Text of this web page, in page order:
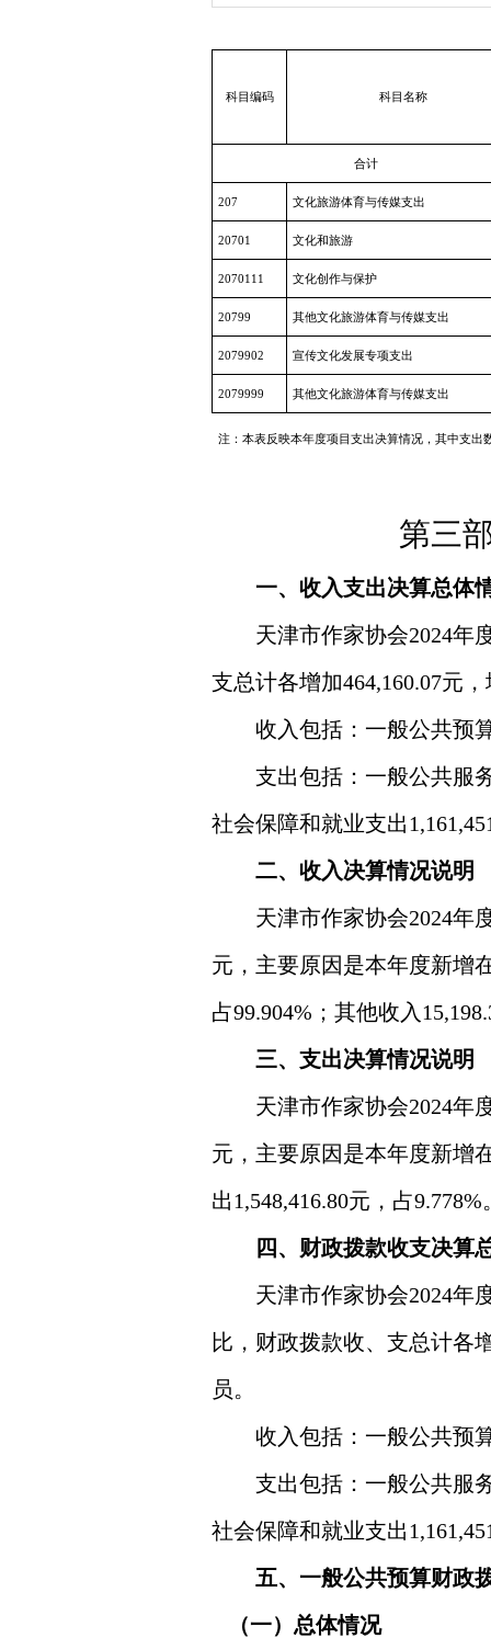
科目编码 科目名称
合计
207 文化旅游体育与传媒支出
20701 文化和旅游
2070111 文化创作与保护
20799 其他文化旅游体育与传媒支出
2079902 宣传文化发展专项支出
2079999 其他文化旅游体育与传媒支出
注：本表反映本年度项目支出决算情况，其中支
第三
一、收入支出决算总体
天津市作家协会2024年
支总计各增加464,160.07元
收入包括： 一般公共预
支出包括： 一般公共服
社会保障和就业支出
二、收入决算情况说明
天津市作家协会2024年
元， 主要原因是本年度新增
占99.904%；其他收入
三、支出决算情况说明
天津市作家协会2024年
元， 主要原因是本年度新增
出1,548,416.80元，占9.778%
四、财政拨款收支决算
天津市作家协会2024年
比，财政拨款收、支总计各
员。
收入包括： 一般公共预
支出包括： 一般公共服
社会保障和就业支出
五、一般公共预算财政
（一）总体情况